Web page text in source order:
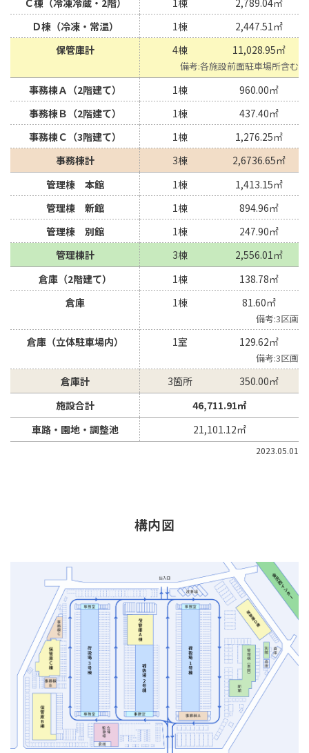
Ｃ棟（冷凍冷蔵・2階）
1棟
2,789.04㎡
Ｄ棟（冷凍・常温）
1棟
2,447.51㎡
保管庫計
4棟 11,028.95㎡
各施設前面駐車場所含む
事務棟Ａ（2階建て） 1棟
960.00㎡
事務棟Ｂ（2階建て）
1棟
437.40㎡
事務棟Ｃ（3階建て）
1棟
1,276.25㎡
事務棟計
3棟
2,6736.65㎡
管理棟 本館
1棟
1,413.15㎡
管理棟 新館
1棟
894.96㎡
管理棟 別館
1棟
247.90㎡
管理棟計
3棟
2,556.01㎡
倉庫（2階建て）
1棟
138.78㎡
倉庫
1棟 81.60㎡
3区画
倉庫（立体駐車場内） 1室 129.62㎡
3区画
倉庫計 3箇所
350.00㎡
施設合計
46,711.91㎡
車路・園地・調整池
21,101.12㎡
2023.05.01
構内図